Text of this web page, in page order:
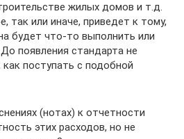
жилых домов и т.д.
так или иначе, приведет к тому,
будет что-то выполнить или
появления стандарта не
поступать с подобной
(нотах) к отчетности
этих расходов, но не